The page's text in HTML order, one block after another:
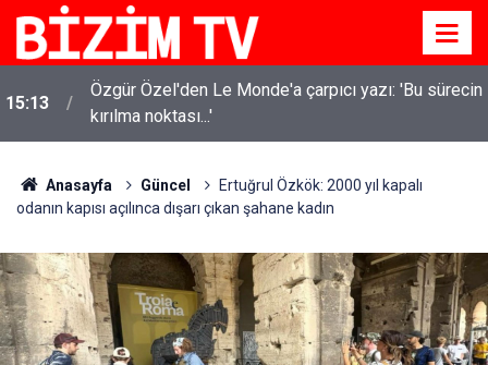
15:13
Özgür Özel'den Le Monde'a çarpıcı yazı: 'Bu sürecin
kırılma noktası...'
Anasayfa Güncel
Ertuğrul Özkök: 2000 yıl kapalı
odanın kapısı açılınca dışarı çıkan şahane kadın